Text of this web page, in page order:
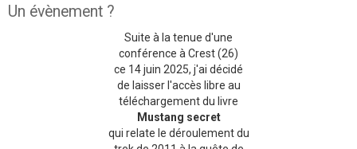
Un évènement ?
Suite à la tenue d'une
conférence à Crest (26)
ce 14 juin 2025, j'ai décidé
de laisser l'accès libre au
téléchargement du livre
Mustang secret
qui relate le déroulement du